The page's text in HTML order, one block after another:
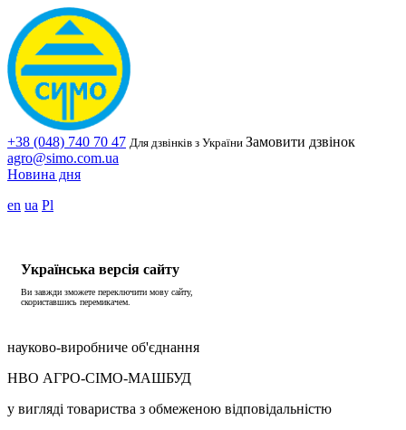
+38 (048) 740 70 47 Для дзвінків з України Замовити дзвінок
agro@simo.com.ua
Новина дня
en ua Pl
Українська версія сайту
Ви завжди зможете переключити мову сайту,
скориставшись перемикачем.
науково-виробниче об'єднання
НВО АГРО-СІМО-МАШБУД
у вигляді товариства з обмеженою відповідальністю